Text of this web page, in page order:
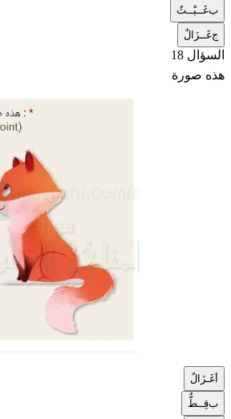
بغَــيْــثٌ
جغَــزَالٌ
السؤال 18
هذه صورة
غَـزَالٌ
بقِــطٌّ